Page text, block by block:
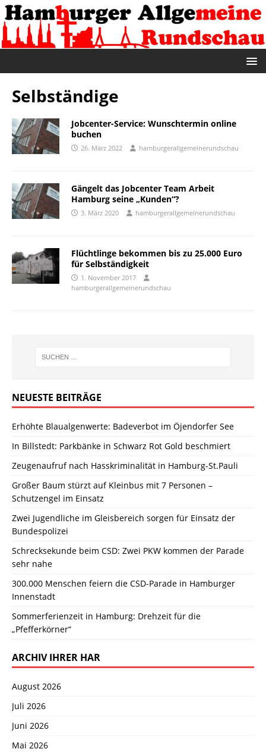
Selbständige
Jobcenter-Service: Wunschtermin online
buchen
26. März 2022 hamburgerallgemeinerundschau
Gängelt das Jobcenter Team Arbeit
Hamburg seine „Kunden“?
3. März 2020 hamburgerallgemeinerundschau
Flüchtlinge bekommen bis zu 25.000 Euro
für Selbständigkeit
1. November 2017
hamburgerallgemeinerundschau
NEUESTE BEITRÄGE
Erhöhte Blaualgenwerte: Badeverbot im Öjendorfer See
In Billstedt: Parkbänke in Schwarz Rot Gold beschmiert
Zeugenaufruf nach Hasskriminalität in Hamburg-St.Pauli
Großer Baum stürzt auf Kleinbus mit 7 Personen –
Schutzengel im Einsatz
Zwei Jugendliche im Gleisbereich sorgen für Einsatz der
Bundespolizei
Schrecksekunde beim CSD: Zwei PKW kommen der Parade
sehr nahe
300.000 Menschen feiern die CSD-Parade in Hamburger
Innenstadt
Sommerferienzeit in Hamburg: Drehzeit für die
„Pfefferkörner“
ARCHIV IHRER HAR
August 2026
Juli 2026
Juni 2026
Mai 2026